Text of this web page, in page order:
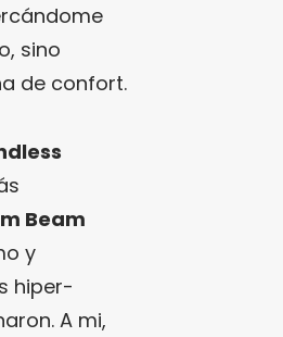
sino
de confort.
Beam
y
hiper-
A mi,